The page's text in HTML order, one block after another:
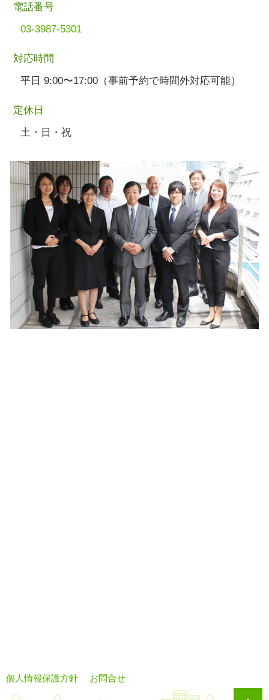
電話番号
03-3987-5301
対応時間
平日 9:00〜17:00（事前予約で時間外対応可能）
定休日
土・日・祝
個人情報保護方針 お問合せ